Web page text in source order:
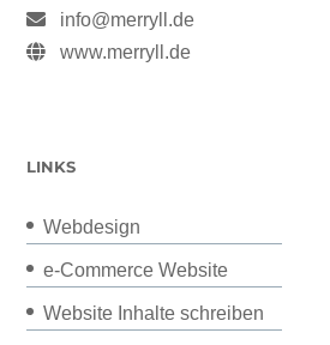
info@merryll.de
www.merryll.de
LINKS
Webdesign
e-Commerce Website
Website Inhalte schreiben